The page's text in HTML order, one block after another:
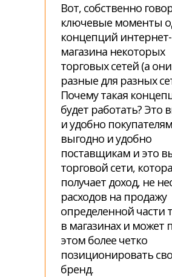
Вот, собственно
ключевые моменты
концепций интернет-
магазина некоторых
торговых сетей (а
разные для разных
Почему такая
будет работать? Это
и удобно
выгодно и удобно
поставщикам и это
торговой сети,
получает доход, не
расходов на продажу
определенной части
в магазинах и может
этом более четко
позиционировать
бренд.